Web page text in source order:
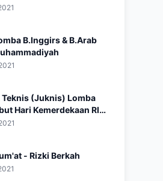
B.Inggirs & B.Arab
(Juknis) Lomba
Hari Kemerdekaan RI
- Rizki Berkah